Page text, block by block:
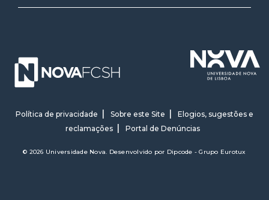
Política de privacidade Sobre este Site
Elogios, sugestões e
reclamações
Portal de Denúncias
© 2026 Universidade Nova. Desenvolvido por Dipcode - Grupo Eurotux